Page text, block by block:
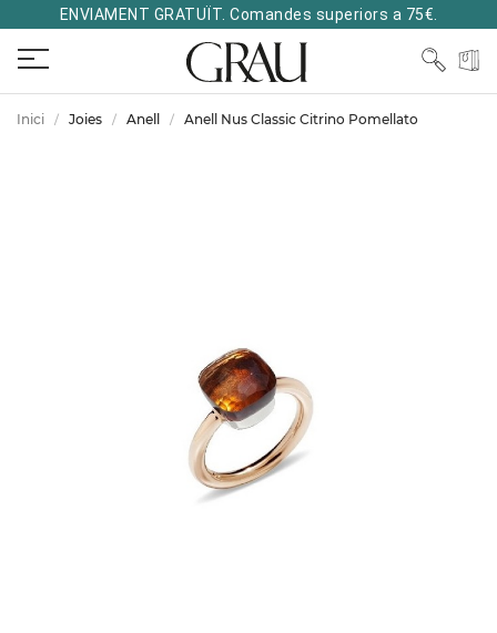
ENVIAMENT GRATUÏT. Comandes superiors a 75€.
Inici Joies Anell Anell Nus Classic Citrino Pomellato